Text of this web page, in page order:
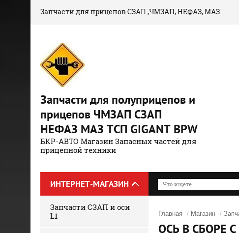
Запчасти для прицепов СЗАП ,ЧМЗАП, НЕФАЗ, МАЗ
Запчасти для полуприцепов и
прицепов ЧМЗАП СЗАП
НЕФАЗ МАЗ ТСП GIGANT BPW
БКР-АВТО Магазин Запасных частей для
прицепной техники
ИНТЕРНЕТ-МАГАЗИН
Запчасти СЗАП и оси
L1
Главная / Магазин /
ОСЬ В СБОРЕ